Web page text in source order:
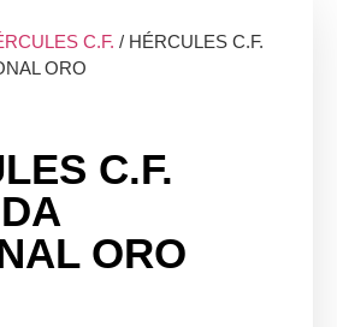
C.F. / HÉRCULES C.F.
ORO
C.F.
ORO